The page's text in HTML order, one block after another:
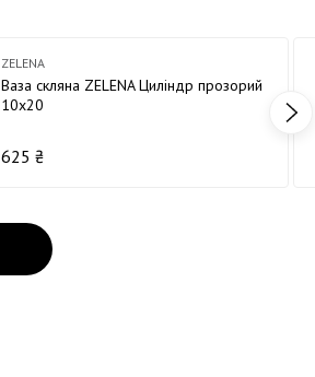
ZELENA
Ваза скляна ZELENA Циліндр прозорий
10х20
625 ₴